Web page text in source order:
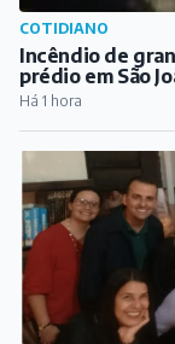
COTIDIANO
Incêndio de
prédio em São
Há 1 hora